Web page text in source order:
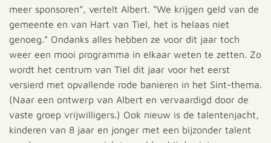
meer sponsoren”, vertelt Albert. “We krijgen geld van de
gemeente en van Hart van Tiel, het is helaas niet
genoeg.” Ondanks alles hebben ze voor dit jaar toch
weer een mooi programma in elkaar weten te zetten. Zo
wordt het centrum van Tiel dit jaar voor het eerst
versierd met opvallende rode banieren in het Sint-thema.
(Naar een ontwerp van Albert en vervaardigd door de
vaste groep vrijwilligers.) Ook nieuw is de talentenjacht,
kinderen van 8 jaar en jonger met een bijzonder talent